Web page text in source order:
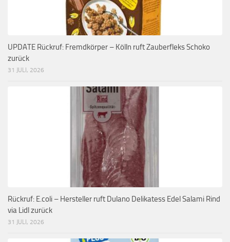
UPDATE Rückruf: Fremdkörper – Kölln ruft Zauberfleks Schoko
zurück
31 JULI, 2026
Rückruf: E.coli – Hersteller ruft Dulano Delikatess Edel Salami Rind
via Lidl zurück
31 JULI, 2026